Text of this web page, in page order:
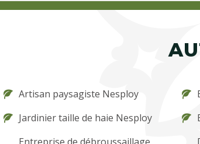
Artisan paysagiste Nesploy
Jardinier taille de haie Nesploy